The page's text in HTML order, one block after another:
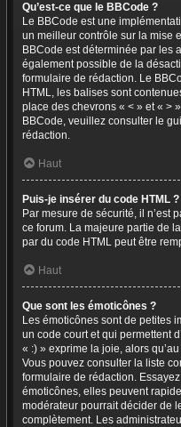
Qu’est-ce que le BBCode ?
Le BBCode est une
un meilleur contrôle sur la mise
BBCode est déterminée par les
également possible de la
formulaire de rédaction. Le
HTML, les balises sont
place des chevrons « < » et « >
BBCode, veuillez consulter le
rédaction.
Haut
Puis-je insérer du code HTML ?
Par mesure de sécurité, il n’est
ce forum. La majeure partie de
par du code HTML peut être
Haut
Que sont les émoticônes ?
Les émoticônes sont de petites
un code court et qui permettent
« :) » exprime la joie, alors
Vous pouvez consulter la liste
formulaire de rédaction.
émoticônes, elles peuvent
modérateur pourrait décider de
complètement. Les